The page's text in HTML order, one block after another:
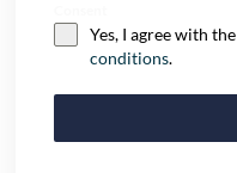
Yes, I agree with the
conditions.